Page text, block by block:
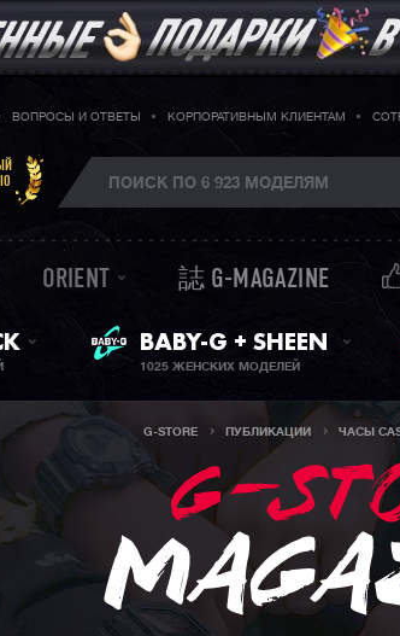
ВОПРОСЫ И ОТВЕТЫ КОРПОРАТИВНЫМ КЛИЕНТАМ
ORIENT 誌 G-MAGAZINE
ЖЕНСКИЕ ЧАСЫ
BABY-G + SHEEN
1025 ЖЕНСКИХ МОДЕЛЕЙ
G-STORE ПУБЛИКАЦИИ ЧАСЫ